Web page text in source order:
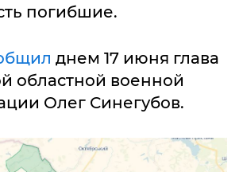
погибшие.
днем 17 июня глава
областной военной
Олег Синегубов.